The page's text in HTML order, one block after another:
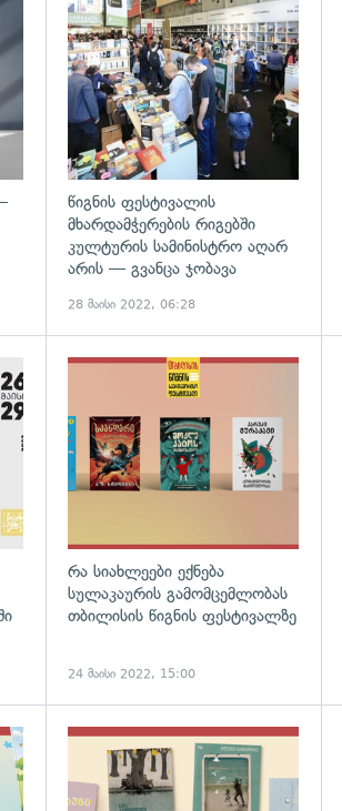
წიგნის ფესტივალის
მხარდამჭერების რიგებში
კულტურის სამინისტრო აღარ
არის — გვანცა ჯობავა
28 მაისი 2022, 06:28
რა სიახლეები ექნება
სულაკაურის გამომცემლობას
თბილისის წიგნის ფესტივალზე
24 მაისი 2022, 15:00